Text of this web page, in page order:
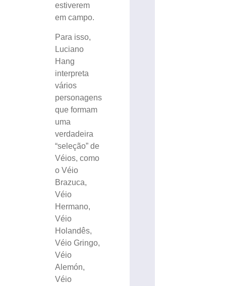
estiverem
em campo.
Para isso,
Luciano
Hang
interpreta
vários
personagens
que formam
uma
verdadeira
“seleção” de
Véios, como
o Véio
Brazuca,
Véio
Hermano,
Véio
Holandês,
Véio Gringo,
Véio
Alemón,
Véio